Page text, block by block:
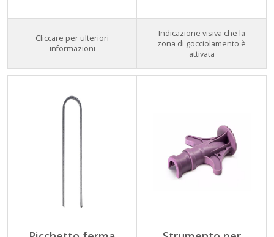
Cliccare per ulteriori
informazioni
Indicazione visiva che la
zona di gocciolamento è
attivata